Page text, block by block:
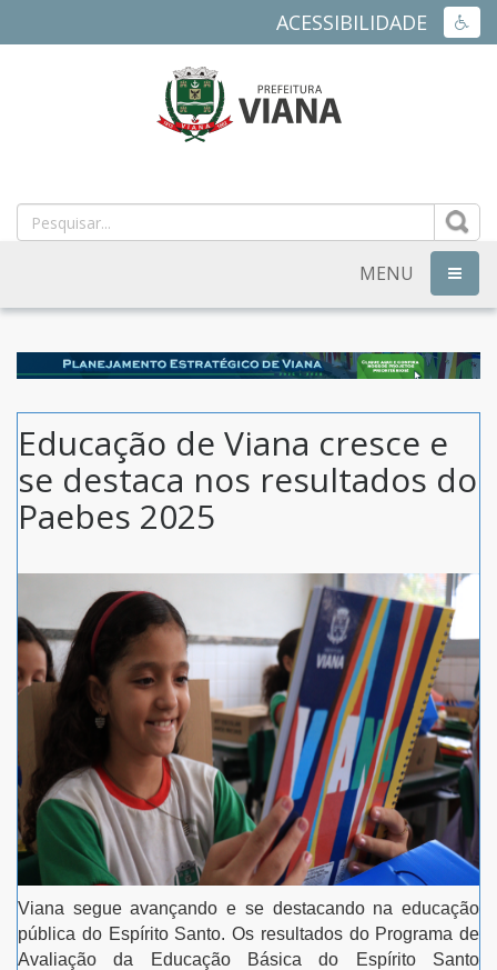
ACESSIBILIDADE
MUNICIPAL
DE
VIANA
ES
MENU
Educação de Viana cresce e
se destaca nos resultados do
Paebes 2025
Viana segue avançando e se destacando na educação
pública do Espírito Santo. Os resultados do Programa de
Avaliação da Educação Básica do Espírito Santo